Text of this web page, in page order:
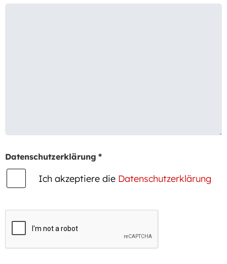
Datenschutzerklärung *
Ich akzeptiere die Datenschutzerklärung